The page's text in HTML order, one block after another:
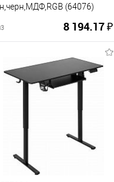
(64076)
8 194.17 ₽
В корзину
В избранное